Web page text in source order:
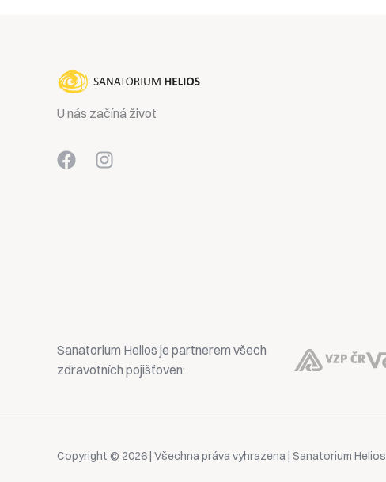
U nás začíná život
Sanatorium Helios je partnerem všech
zdravotních pojišťoven:
Copyright © 2026 | Všechna práva vyhrazena | Sanatorium Helios